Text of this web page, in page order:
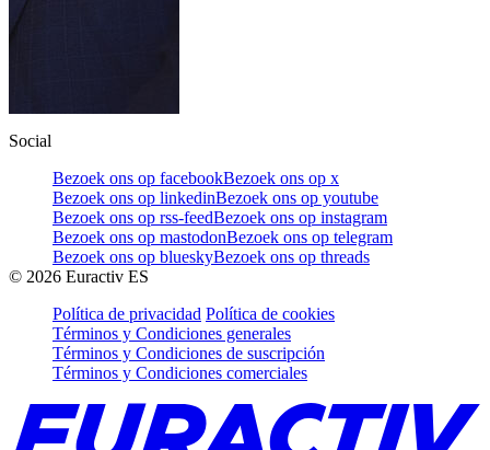
Social
Bezoek ons op facebookBezoek ons op x
Bezoek ons op linkedinBezoek ons op youtube
Bezoek ons op rss-feedBezoek ons op instagram
Bezoek ons op mastodonBezoek ons op telegram
Bezoek ons op blueskyBezoek ons op threads
© 2026 Euractiv ES
Política de privacidad Política de cookies
Términos y Condiciones generales
Términos y Condiciones de suscripción
Términos y Condiciones comerciales